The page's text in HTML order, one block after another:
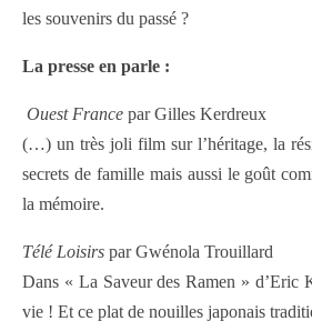
les souvenirs du passé ?
La presse en parle :
Ouest France par Gilles Kerdreux
(…) un très joli film sur l’héritage, la
secrets de famille mais aussi le goût
la mémoire.
Télé Loisirs par Gwénola Trouillard
Dans « La Saveur des Ramen » d’Eric
vie ! Et ce plat de nouilles japonais